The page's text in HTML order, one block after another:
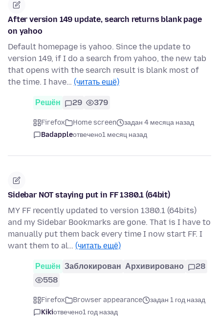
After version 149 update, search returns blank page
on yahoo
Default homepage is yahoo. Since the update to
version 149, if I do a search from yahoo, the new tab
that opens with the search result is blank most of
the time. I have… (читать ещё)
Решён 29 379
Firefox Home screen
задан 4 месяца назад
Badappleотвечено1 месяц назад
Sidebar NOT staying put in FF 1380.1 (64bit)
MY FF recently updated to version 1380.1 (64bits)
and my Sidebar Bookmarks are gone. That is I have to
manually put them back every time I now start FF. I
want them to al… (читать ещё)
Решён Заблокирован Архивировано
28
558
Firefox Browser appearance
задан 1 год назад
Kikiотвечено1 год назад